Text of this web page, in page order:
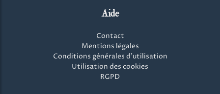
Aide
Contact
Mentions légales
Conditions générales d'utilisation
Utilisation des cookies
RGPD